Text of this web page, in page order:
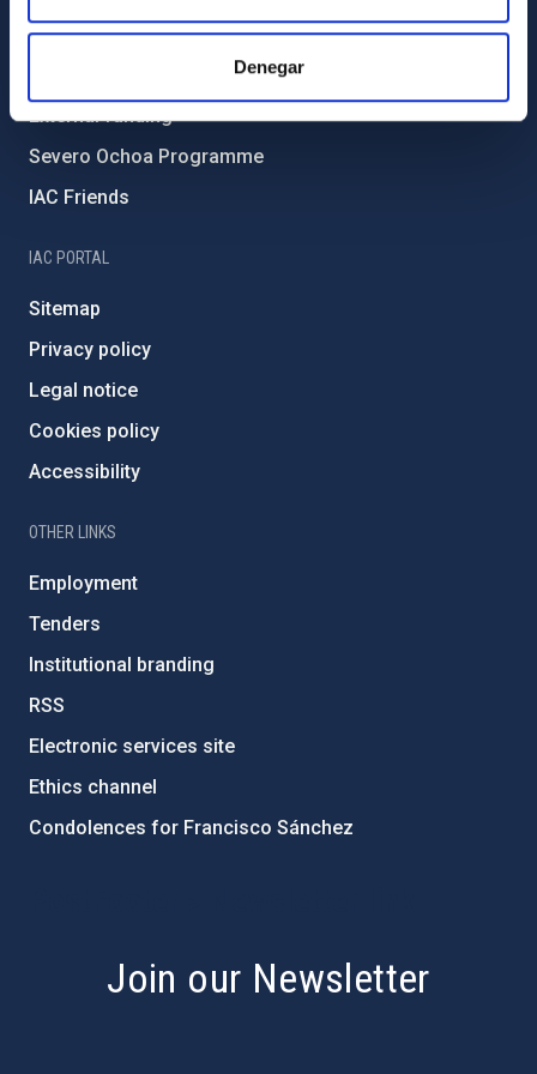
Denegar
Forever IAC
External funding
Severo Ochoa Programme
IAC Friends
IAC PORTAL
Sitemap
Privacy policy
Legal notice
Cookies policy
Accessibility
OTHER LINKS
Employment
Tenders
Institutional branding
RSS
Electronic services site
Ethics channel
Condolences for Francisco Sánchez
Join our Newsletter